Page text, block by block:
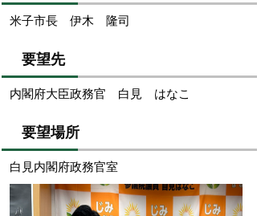
米子市長 伊木 隆司
要望先
内閣府大臣政務官 白見 はなこ
要望場所
白見内閣府政務官室